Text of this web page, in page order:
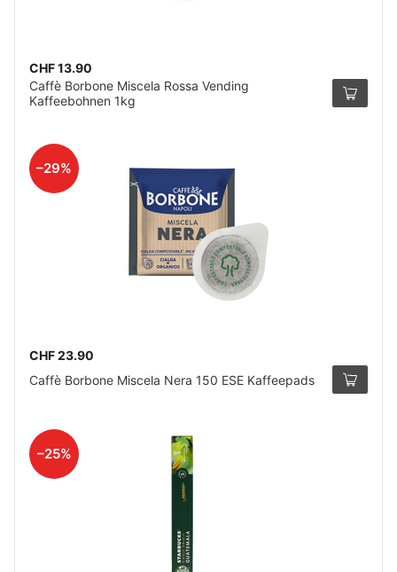
CHF 13.90
Caffè Borbone Miscela Rossa Vending
Kaffeebohnen 1kg
–29%
CHF 23.90
Caffè Borbone Miscela Nera 150 ESE Kaffeepads
–25%